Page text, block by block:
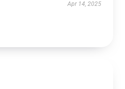
Apr 14, 2025